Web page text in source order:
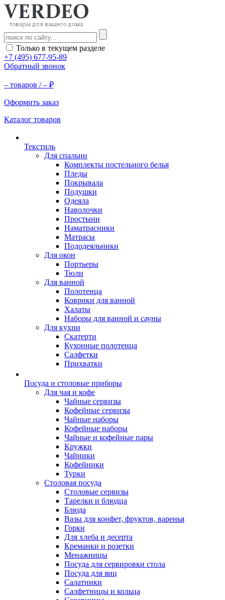
Только в текущем разделе
+7 (495) 677-95-89
Обратный звонок
– товаров /– ₽
Оформить заказ
Каталог товаров
Текстиль
Для спальни
Комплекты постельного белья
Пледы
Покрывала
Подушки
Одеяла
Наволочки
Простыни
Наматрасники
Матрасы
Пододеяльники
Для окон
Портьеры
Тюли
Для ванной
Полотенца
Коврики для ванной
Халаты
Наборы для ванной и сауны
Для кухни
Скатерти
Кухонные полотенца
Салфетки
Прихватки
Посуда и столовые приборы
Для чая и кофе
Чайные сервизы
Кофейные сервизы
Чайные наборы
Кофейные наборы
Чайные и кофейные пары
Кружки
Чайники
Кофейники
Турки
Столовая посуда
Столовые сервизы
Тарелки и блюдца
Блюда
Вазы для конфет, фруктов, варенья
Горки
Для хлеба и десерта
Креманки и розетки
Менажницы
Посуда для сервировки стола
Посуда для яиц
Салатники
Салфетницы и кольца